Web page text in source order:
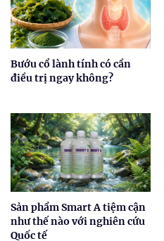
Bướu cổ lành tính có cần
điều trị ngay không?
Sản phẩm Smart A tiệm cận
như thế nào với nghiên cứu
Quốc tế